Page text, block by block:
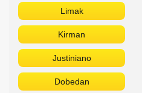
Limak
Kirman
Justiniano
Dobedan